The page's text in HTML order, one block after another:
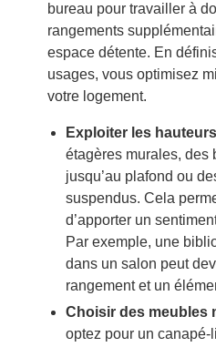
bureau pour travailler à
rangements
espace détente. En
usages, vous optimisez
votre logement.
Exploiter les hauteurs
étagères murales, des
jusqu’au plafond ou
suspendus. Cela
d’apporter un
Par exemple, une
dans un salon peut
rangement et un
Choisir des meubles
optez pour un canapé-